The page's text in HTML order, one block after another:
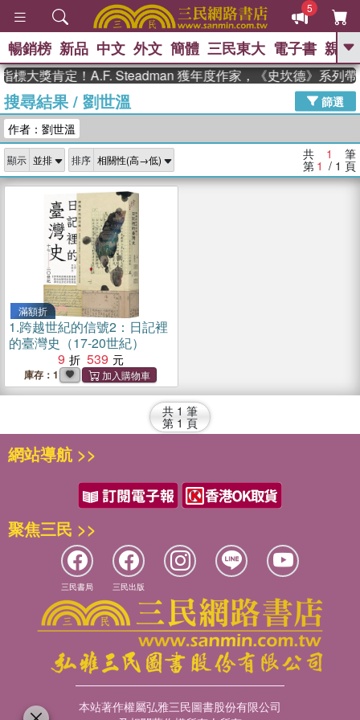
5
GO
高希均教授回憶錄
、 The Odyssey 、 父親節 、 如果歷
獎 臺灣漫遊錄 、 方念華 、 台灣的李
登輝時代
數學女孩：黎曼猜想 、
偉大的迷走神經
暢銷榜 新品 中文 外文 簡體 三民東大 電子書 親子
標大獎肯定！A.F. Steadman 獲年度作家，《史坎德》系列帶
搜尋結果/ 劉世溫
篩選
作者：劉世溫
顯示 排序 共 1 筆
第 1 / 1 頁
滿額折
1.跨越世紀的信號2：日記裡
的臺灣史（17-20世紀）
9
539
庫存：1
共 1 筆
第 1 頁
網站導航 >>
聚焦三民 >>
三民書局 三民出版
本站著作權屬弘雅三民圖書股份有限公司